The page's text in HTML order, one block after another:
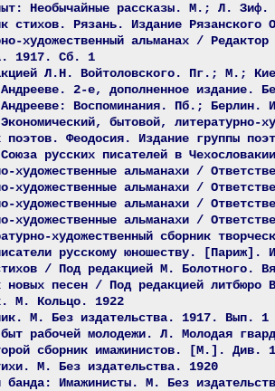
Необычайные рассказы. М.; Л.
стихов. Рязань. Издание Рязанского
художественный альманах /
1917. Сб. 1
Л.Н. Войтоловского. Пг.; М.;
Андрееве. 2-е, дополненное издание.
Воспоминания. Пб.; Берлин.
бытовой, литературно-
поэтов. Феодосия. Издание группы
русских писателей в
художественные альманахи /
художественные альманахи /
художественные альманахи /
художественные альманахи /
художественный сборник
русскому юношеству. [Париж].
/ Под редакцией М. Болотного.
новых песен / Под редакцией
М. Кольцо. 1922
М. Без издательства. 1917. Вып. 1
рабочей молодежи. Л. Молодая
сборник имажинистов. [М.]. Див.
М. Без издательства. 1920
банда: Имажинисты. М. Без